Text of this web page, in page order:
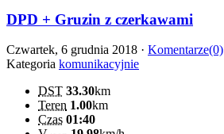
DPD + Gruzin z czerkawami
Czwartek, 6 grudnia 2018 · Komentarze(0)
Kategoria komunikacyjnie
DST 33.30km
Teren 1.00km
Czas 01:40